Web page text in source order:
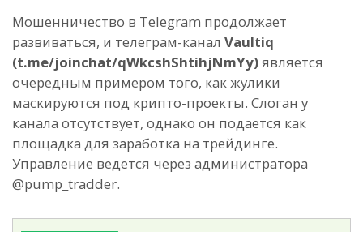
Мошенничество в Telegram продолжает
развиваться, и телеграм-канал Vaultiq
(t.me/joinchat/qWkcshShtihjNmYy)является
очередным примером того, как жулики
маскируются под крипто-проекты. Слоган у
канала отсутствует, однако он подается как
площадка для заработка на трейдинге.
Управление ведется через администратора
@pump_tradder.